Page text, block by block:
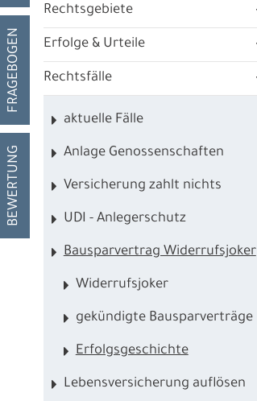
FRAGEBOGEN
BEWERTUNG
Rechtsgebiete
Erfolge & Urteile
Rechtsfälle
aktuelle Fälle
Anlage Genossenschaften
Versicherung zahlt nichts
UDI - Anlegerschutz
Bausparvertrag Widerrufsjoker
Widerrufsjoker
gekündigte Bausparverträge
Erfolgsgeschichte
Lebensversicherung auflösen